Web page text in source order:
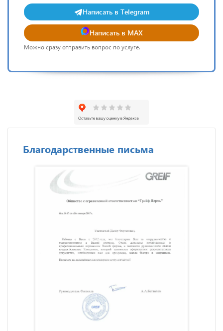
Написать в Telegram
Написать в MAX
Можно сразу отправить вопрос по услуге.
Благодарственные письма